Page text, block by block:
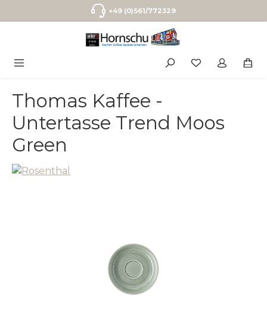
Zum Hauptinhalt springen+49 (0)561/772329
Thomas Kaffee -
Untertasse Trend Moos
Green